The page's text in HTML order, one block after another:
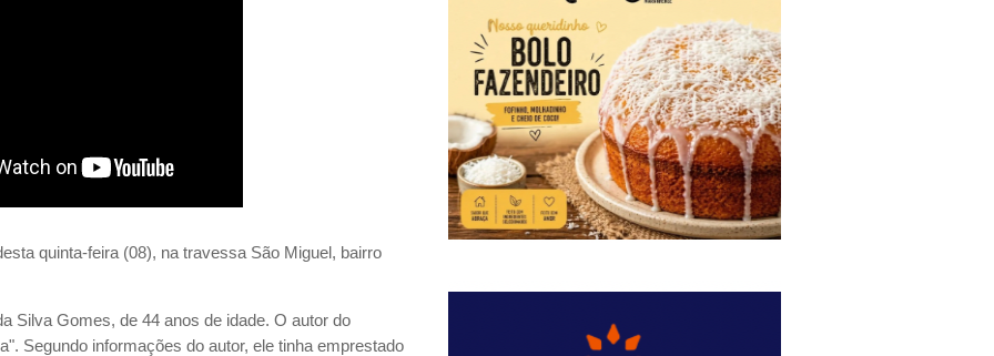
quinta-feira (08), na travessa São Miguel, bairro
Silva Gomes, de 44 anos de idade. O autor do
Segundo informações do autor, ele tinha emprestado